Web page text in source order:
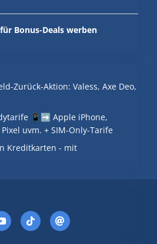
Bonus-Deals werben
Zurück-Aktion: Valess, Axe Deo,
📱➡️ Apple iPhone,
uvm. + SIM-Only-Tarife
Kreditkarten - mit